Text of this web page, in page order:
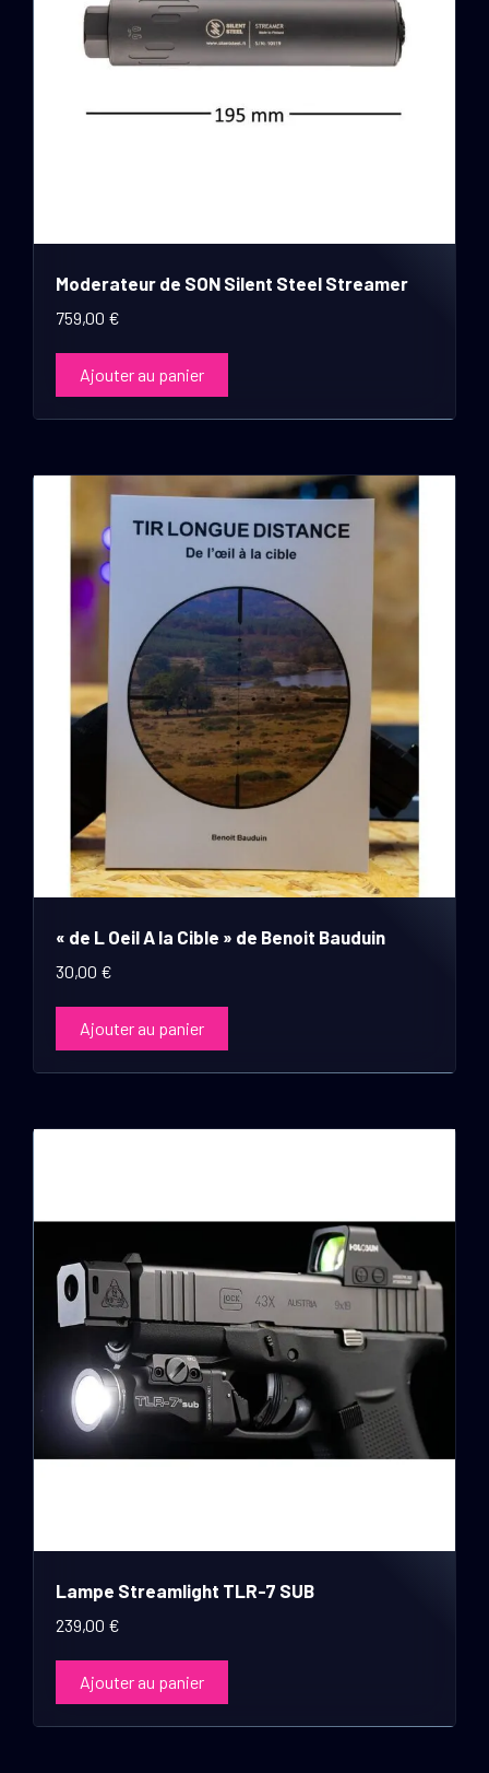
Moderateur de SON Silent Steel Streamer
759,00 €
Ajouter au panier
« de L Oeil A la Cible » de Benoit Bauduin
30,00 €
Ajouter au panier
Lampe Streamlight TLR-7 SUB
239,00 €
Ajouter au panier